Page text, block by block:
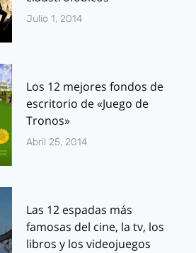
Julio 1, 2014
Los 12 mejores fondos de
escritorio de «Juego de
Tronos»
Abril 25, 2014
Las 12 espadas más
famosas del cine, la tv, los
libros y los videojuegos